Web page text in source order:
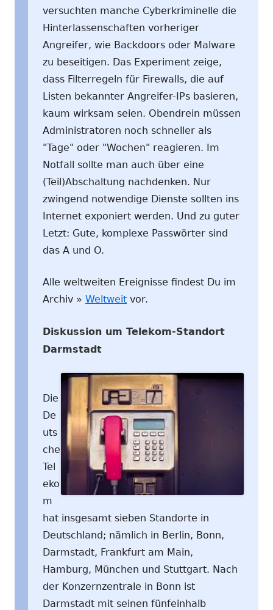
versuchten manche Cyberkriminelle die
Hinterlassenschaften vorheriger
Angreifer, wie Backdoors oder Malware
zu beseitigen. Das Experiment zeige,
dass Filterregeln für Firewalls, die auf
Listen bekannter Angreifer-IPs basieren,
kaum wirksam seien. Obendrein müssen
Administratoren noch schneller als
"Tage" oder "Wochen" reagieren. Im
Notfall sollte man auch über eine
(Teil)Abschaltung nachdenken. Nur
zwingend notwendige Dienste sollten ins
Internet exponiert werden. Und zu guter
Letzt: Gute, komplexe Passwörter sind
das A und O.
Alle weltweiten Ereignisse findest Du im
Archiv » Weltweit vor.
Diskussion um Telekom-Standort
Darmstadt
Die
De
uts
che
Tel
eko
m
hat insgesamt sieben Standorte in
Deutschland; nämlich in Berlin, Bonn,
Darmstadt, Frankfurt am Main,
Hamburg, München und Stuttgart. Nach
der Konzernzentrale in Bonn ist
Darmstadt mit seinen fünfeinhalb